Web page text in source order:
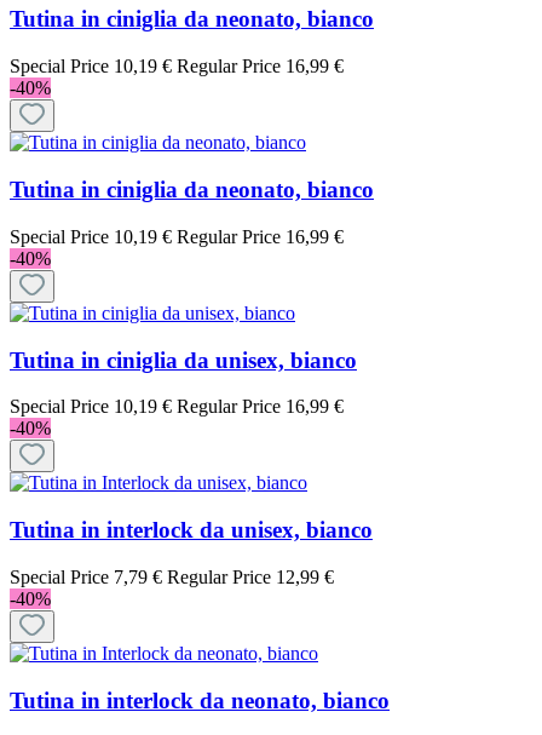
Tutina in ciniglia da neonato, bianco
Special Price 10,19 € Regular Price 16,99 €
-40%
Tutina in ciniglia da neonato, bianco
Special Price 10,19 € Regular Price 16,99 €
-40%
Tutina in ciniglia da unisex, bianco
Special Price 10,19 € Regular Price 16,99 €
-40%
Tutina in interlock da unisex, bianco
Special Price 7,79 € Regular Price 12,99 €
-40%
Tutina in interlock da neonato, bianco